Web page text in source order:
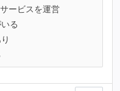
ービスを運営
る